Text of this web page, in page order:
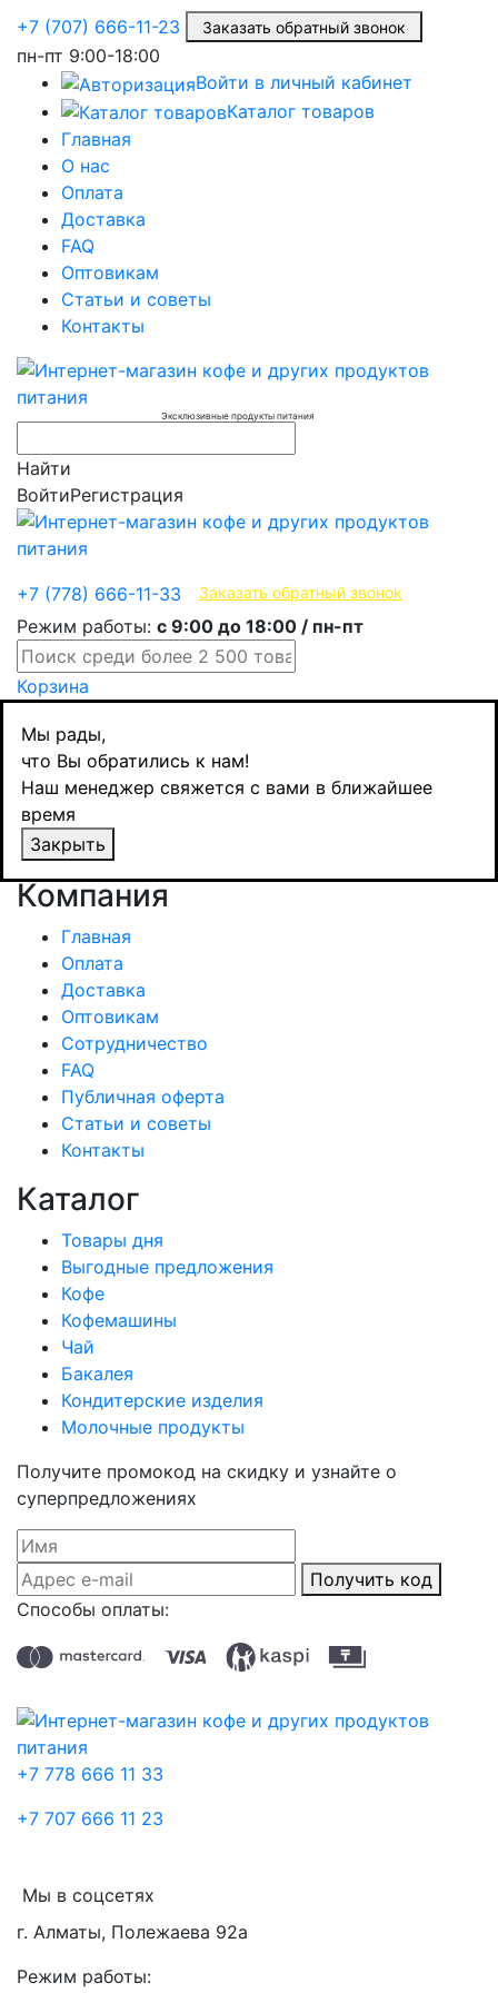
+7 (707) 666-11-23 Заказать обратный звонок
пн-пт 9:00-18:00
Войти в личный кабинет
Каталог товаров
Главная
О нас
Оплата
Доставка
FAQ
Оптовикам
Статьи и советы
Контакты
Эксклюзивные продукты питания
Найти
ВойтиРегистрация
+7 (778) 666-11-33 Заказать обратный звонок
Режим работы: с 9:00 до 18:00 / пн-пт
Корзина
Мы рады,
что Вы обратились к нам!
Наш менеджер свяжется с вами в ближайшее
время
Закрыть
Товар не найден!
Страница не найдена
Продолжить
Компания
Главная
Оплата
Доставка
Оптовикам
Сотрудничество
FAQ
Публичная оферта
Статьи и советы
Контакты
Каталог
Товары дня
Выгодные предложения
Кофе
Кофемашины
Чай
Бакалея
Кондитерские изделия
Молочные продукты
Получите промокод на скидку и узнайте о
суперпредложениях
Получить код
Способы оплаты:
+7 778 666 11 33
+7 707 666 11 23
Мы в соцсетях
г. Алматы, Полежаева 92а
Режим работы: